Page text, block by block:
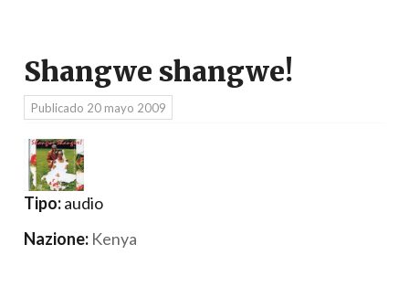
Shangwe shangwe!
Publicado 20 mayo 2009
Tipo:audio
Nazione: Kenya